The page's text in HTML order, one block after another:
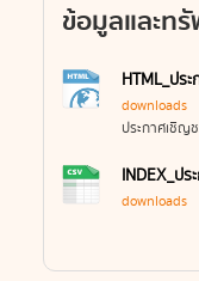
ข้อมูลและท
HTML_ปร
downloads
ประกาศเชิญ
INDEX_ป
downloads